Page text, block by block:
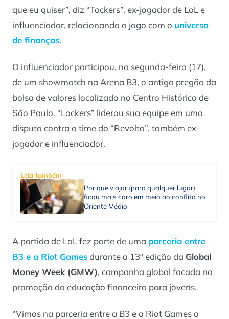
que eu quiser”, diz “Tockers”, ex-jogador de LoL e
influenciador, relacionando o jogo com o universo
de finanças.
O influenciador participou, na segunda-feira (17),
de um showmatch na Arena B3, o antigo pregão da
bolsa de valores localizado no Centro Histórico de
São Paulo. “Lockers” liderou sua equipe em uma
disputa contra o time do “Revolta”, também ex-
jogador e influenciador.
Leia também
Por que viajar (para qualquer lugar)
ficou mais caro em meio ao conflito no
Oriente Médio
A partida de LoL fez parte de uma parceria entre
B3 e a Riot Gamesdurante a 13ª edição da Global
Money Week (GMW), campanha global focada na
promoção da educação financeira para jovens.
“Vimos na parceria entre a B3 e a Riot Games o